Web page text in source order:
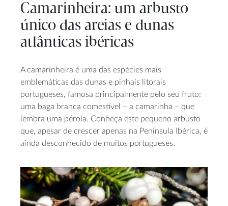
Camarinheira: um arbusto
único das areias e dunas
atlânticas ibéricas
A camarinheira é uma das espécies mais
emblemáticas das dunas e pinhais litorais
portugueses, famosa principalmente pelo seu fruto:
uma baga branca comestível – a camarinha – que
lembra uma pérola. Conheça este pequeno arbusto
que, apesar de crescer apenas na Península Ibérica, é
ainda desconhecido de muitos portugueses.